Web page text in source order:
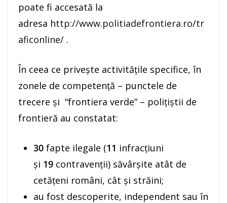
poate fi accesată la
adresa http://www.politiadefrontiera.ro/tr
aficonline/ .
În ceea ce priveşte activităţile specifice, în
zonele de competenţă – punctele de
trecere şi “frontiera verde” – poliţiştii de
frontieră au constatat:
30 fapte ilegale (11 infracţiuni
şi 19 contravenţii) săvârşite atât de
cetăţeni români, cât şi străini;
au fost descoperite, independent sau în